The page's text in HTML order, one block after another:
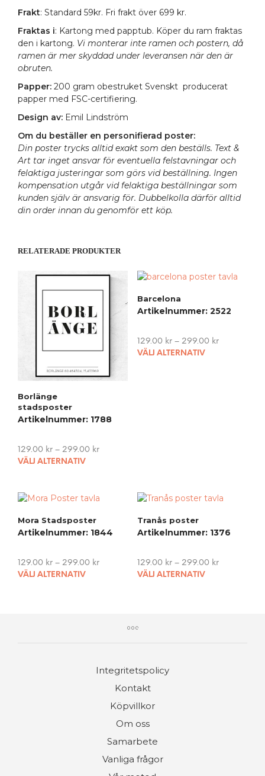
Frakt: Standard 59kr. Fri frakt över 699 kr.
Fraktas i: Kartong med papptub. Köper du ram fraktas
den i kartong. Vi monterar inte ramen och postern, då
ramen är mer skyddad under leveransen när den är
obruten.
Papper: 200 gram obestruket Svenskt producerat
papper med FSC-certifiering.
Design av: Emil Lindström
Om du beställer en personifierad poster:
Din poster trycks alltid exakt som den beställs. Text &
Art tar inget ansvar för eventuella felstavningar och
felaktiga justeringar som görs vid beställning. Ingen
kompensation utgår vid felaktiga beställningar som
kunden själv är ansvarig för. Dubbelkolla därför alltid
din order innan du genomför ett köp.
RELATERADE PRODUKTER
Borlänge
stadsposter
Artikelnummer: 1788
129.00 kr – 299.00 kr
VÄLJ ALTERNATIV
multiple
The
options
be
chosen
Barcelona
Artikelnummer: 2522
129.00 kr– 299.00 kr
VÄLJ ALTERNATIV
Mora Stadsposter
Artikelnummer: 1844
129.00 kr – 299.00 kr
VÄLJ ALTERNATIV
This
be
chosen
the
product
Tranås poster
Artikelnummer: 1376
129.00 kr– 299.00 kr
VÄLJ ALTERNATIV
Integritetspolicy
Kontakt
Köpvillkor
Om oss
Samarbete
Vanliga frågor